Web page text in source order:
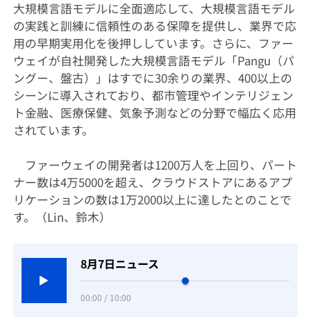
大規模言語モデルに全面適応して、大規模言語モデル
の実践と訓練に信頼性のある保障を提供し、業界で応
用の早期実用化を後押ししています。さらに、ファー
ウェイが自社開発した大規模言語モデル「Pangu（パ
ングー、盤古）」はすでに30余りの業界、400以上の
シーンに導入されており、都市管理やインテリジェン
ト金融、医療保健、気象予測などの分野で幅広く応用
されています。
ファーウェイの開発者は1200万人を上回り、パート
ナー数は4万5000を超え、クラウドストアにあるアプ
リケーションの数は1万2000以上に達したとのことで
す。（Lin、鈴木）
8月7日ニュース
00:00 / 10:00